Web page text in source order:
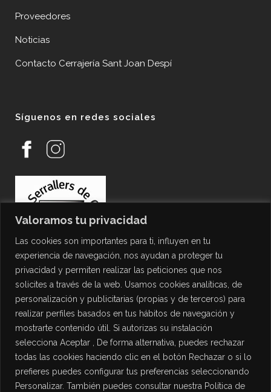
Valoramos tu privacidad
Las cookies son importantes para ti, influyen en tu
experiencia de navegación, nos ayudan a proteger tu
privacidad y permiten realizar las peticiones que nos
solicites a través de la web. Usamos cookies analíticas, de
personalización y publicitarias (propias y de terceros) para
realizar perfiles basados en tus hábitos de navegación y
mostrarte contenido útil. Si autorizas su instalación
selecciona Aceptar , De forma alternativa, puedes rechazar
todas las cookies haciendo clic en el botón Rechazar o si lo
prefieres puedes configurar tus preferencias seleccionando
Personalizar. También puedes consultar nuestra Política de
Proveedores
Noticias
Contacto Cerrajería Sant Joan Despí
Síguenos en redes sociales
PROTECCIÓN DE DATOS
Política de Privacidad
Política de Cookies
Aviso Legal